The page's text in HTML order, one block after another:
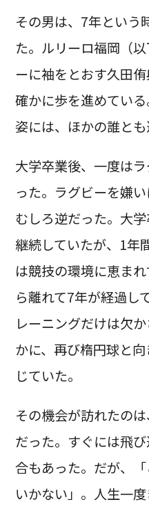
その男は、7年という
た。ルリーロ福岡（
ーに袖をとおす久田
確かに歩を進めてい
姿には、ほかの誰とも
大学卒業後、一度は
った。ラグビーを嫌
むしろ逆だった。大
継続していたが、1年
は競技の環境に恵ま
ら離れて7年が経過し
レーニングだけは欠
かに、再び楕円球と
じていた。
その機会が訪れたの
だった。すぐには飛
合もあった。だが、
いかない」。人生一